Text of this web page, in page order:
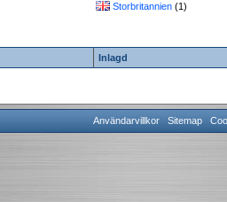
Storbritannien (1)
Inlagd
Användarvillkor Sitemap